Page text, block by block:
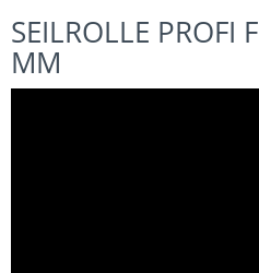
SEILROLLE PROFI
MM